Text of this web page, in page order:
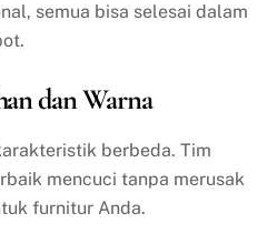
semua bisa selesai dalam
dan Warna
berbeda. Tim
mencuci tanpa merusak
furnitur Anda.